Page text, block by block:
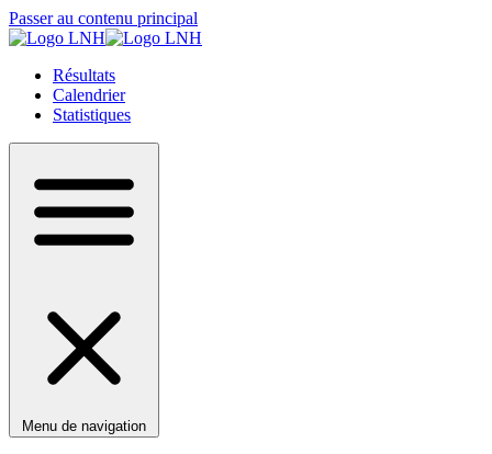
Passer au contenu principal
Résultats
Calendrier
Statistiques
Menu de navigation